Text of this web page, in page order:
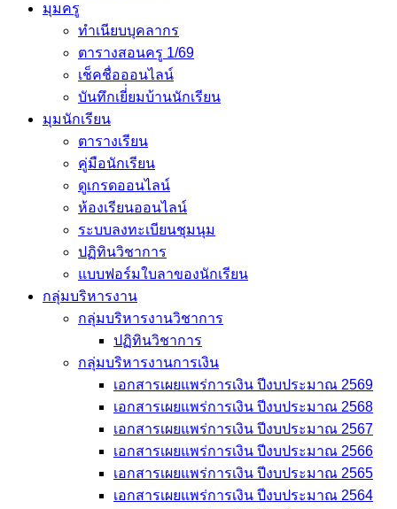
มุมครู
ทำเนียบบุคลากร
ตารางสอนครู 1/69
เช็คชื่อออนไลน์
บันทึกเยี่่ยมบ้านนักเรียน
มุมนักเรียน
ตารางเรียน
คู่มือนักเรียน
ดูเกรดออนไลน์
ห้องเรียนออนไลน์
ระบบลงทะเบียนชุมนุม
ปฏิทินวิชาการ
แบบฟอร์มใบลาของนักเรียน
กลุ่มบริหารงาน
กลุ่มบริหารงานวิชาการ
ปฏิทินวิชาการ
กลุ่มบริหารงานการเงิน
เอกสารเผยแพร่การเงิน ปีงบประมาณ 2569
เอกสารเผยแพร่การเงิน ปีงบประมาณ 2568
เอกสารเผยแพร่การเงิน ปีงบประมาณ 2567
เอกสารเผยแพร่การเงิน ปีงบประมาณ 2566
เอกสารเผยแพร่การเงิน ปีงบประมาณ 2565
เอกสารเผยแพร่การเงิน ปีงบประมาณ 2564